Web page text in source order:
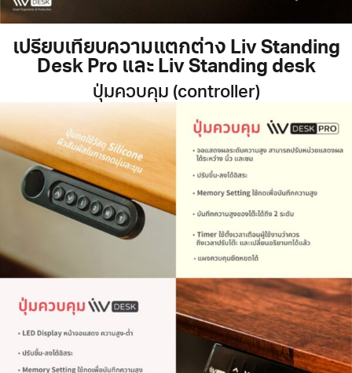
เปรียบเทียบความแตกต่าง Liv Standing
Desk Pro และ Liv Standing desk
ปุ่มควบคุม (controller)